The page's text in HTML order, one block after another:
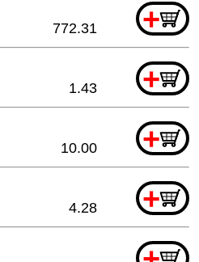
+
772.31
+
1.43
+
10.00
+
4.28